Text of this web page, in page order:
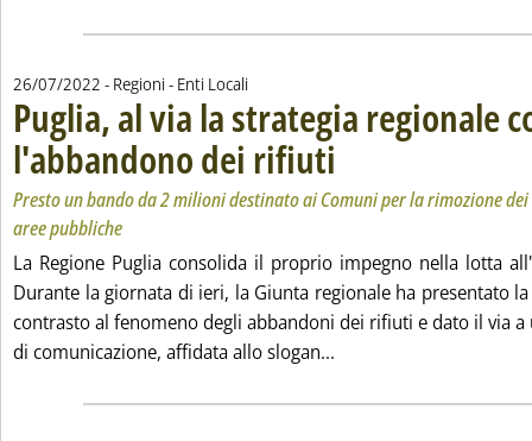
26/07/2022 - Regioni - Enti Locali
Puglia, al via la strategia regionale
l'abbandono dei rifiuti . Sottotitolo: Presto un bando
. Pubblicata martedì 26 luglio
Presto un bando da 2 milioni destinato ai Comuni per la rimozione
aree pubbliche
La Regione Puglia consolida il proprio impegno nella lotta
Durante la giornata di ieri, la Giunta regionale ha presentato
contrasto al fenomeno degli abbandoni dei rifiuti e dato il via a
di comunicazione, affidata allo slogan...